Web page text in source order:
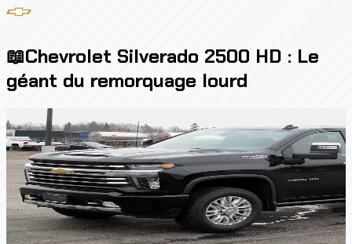
📖Chevrolet Silverado 2500 HD : Le
géant du remorquage lourd